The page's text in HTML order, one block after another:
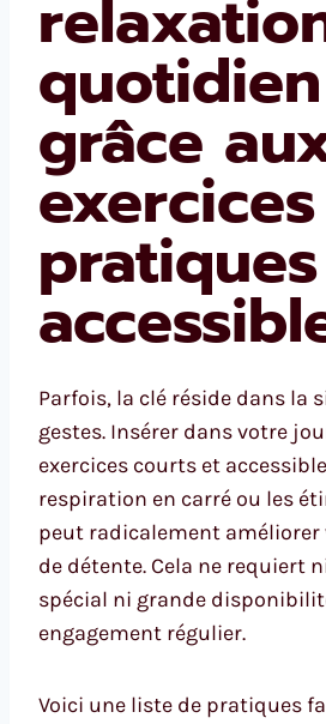
quotidien
grâce
exercices
Parfois, la clé réside dans la
gestes. Insérer dans votre
exercices courts et
respiration en carré ou les
peut radicalement améliorer
de détente. Cela ne requiert
spécial ni grande
engagement régulier.
Voici une liste de pratiques